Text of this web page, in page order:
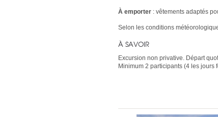
À emporter : vêtements adaptés
Selon les conditions
À SAVOIR
Excursion non privative. Départ
Minimum 2 participants (4 les jours